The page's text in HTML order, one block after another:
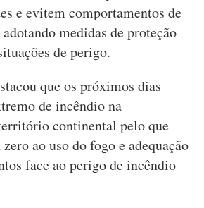
e evitem comportamentos de
medidas de proteção
de perigo.
que os próximos dias
de incêndio na
continental pelo que
ao uso do fogo e adequação
face ao perigo de incêndio